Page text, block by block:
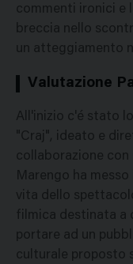
commenti ironici e
breccia nello
un atteggiamento
Valutazione
All'inizio c'é stato
"Craj", ideato e
collaborazione con
Marengo ha
vita dello
filmica destinata a
portare ad un
culturale proposto